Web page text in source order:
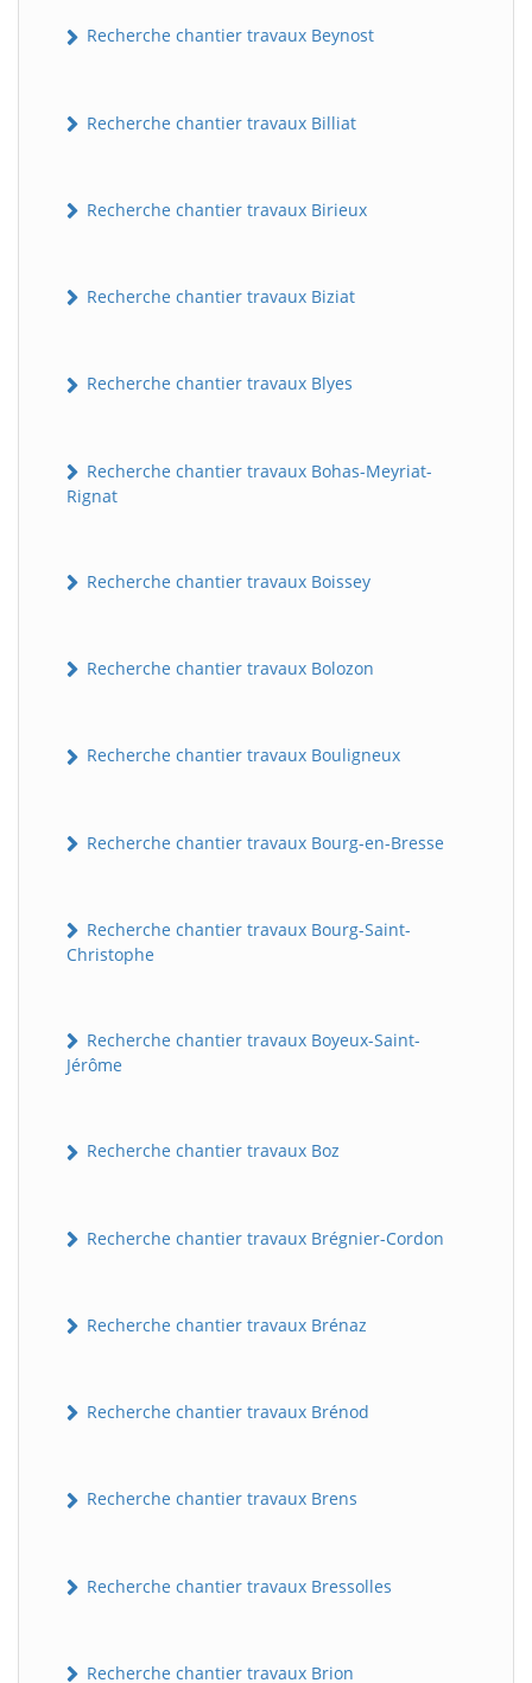
Recherche chantier travaux Beynost
Recherche chantier travaux Billiat
Recherche chantier travaux Birieux
Recherche chantier travaux Biziat
Recherche chantier travaux Blyes
Recherche chantier travaux Bohas-Meyriat-
Rignat
Recherche chantier travaux Boissey
Recherche chantier travaux Bolozon
Recherche chantier travaux Bouligneux
Recherche chantier travaux Bourg-en-Bresse
Recherche chantier travaux Bourg-Saint-
Christophe
Recherche chantier travaux Boyeux-Saint-
Jérôme
Recherche chantier travaux Boz
Recherche chantier travaux Brégnier-Cordon
Recherche chantier travaux Brénaz
Recherche chantier travaux Brénod
Recherche chantier travaux Brens
Recherche chantier travaux Bressolles
Recherche chantier travaux Brion